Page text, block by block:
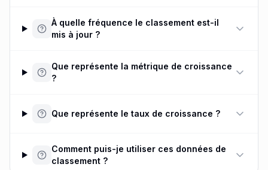
À quelle fréquence le classement est-il
mis à jour ?
Que représente la métrique de croissance
?
Que représente le taux de croissance ?
Comment puis-je utiliser ces données de
classement ?